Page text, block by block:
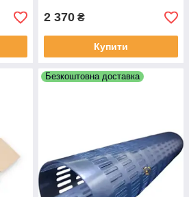
2 370 ₴
Купити
Безкоштовна доставка